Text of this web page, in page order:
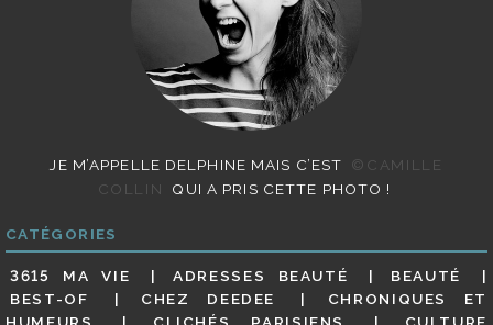
JE M’APPELLE DELPHINE MAIS C’EST
©CAMILLE
COLLIN
QUI A PRIS CETTE PHOTO !
CATÉGORIES
3615 MA VIE ADRESSES BEAUTÉ
BEAUTÉ
BEST-OF
CHEZ DEEDEE
CHRONIQUES ET